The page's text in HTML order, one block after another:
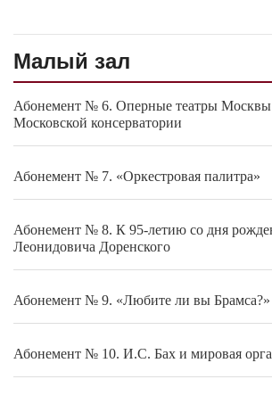
Малый зал
Абонемент № 6. Оперные театры Москвы
Московской консерватории
Абонемент № 7. «Оркестровая палитра»
Абонемент № 8. К 95-летию со дня
Леонидовича Доренского
Абонемент № 9. «Любите ли вы Брамса?»
Абонемент № 10. И.С. Бах и мировая